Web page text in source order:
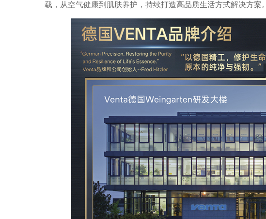
载，从空气健康到肌肤养护，持续打造高品质生活方式解决方案。